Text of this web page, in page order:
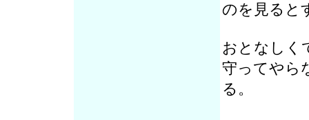
のを見ると
おとなしく
守ってやら
る。